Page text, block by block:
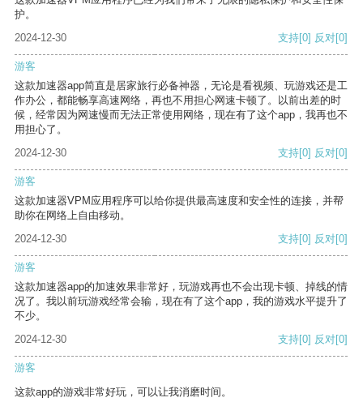
护。
2024-12-30
支持[0] 反对[0]
游客
这款加速器app简直是居家旅行必备神器，无论是看视频、玩游戏还是工
作办公，都能畅享高速网络，再也不用担心网速卡顿了。以前出差的时
候，经常因为网速慢而无法正常使用网络，现在有了这个app，我再也不
用担心了。
2024-12-30
支持[0] 反对[0]
游客
这款加速器VPM应用程序可以给你提供最高速度和安全性的连接，并帮
助你在网络上自由移动。
2024-12-30
支持[0] 反对[0]
游客
这款加速器app的加速效果非常好，玩游戏再也不会出现卡顿、掉线的情
况了。我以前玩游戏经常会输，现在有了这个app，我的游戏水平提升了
不少。
2024-12-30
支持[0] 反对[0]
游客
这款app的游戏非常好玩，可以让我消磨时间。